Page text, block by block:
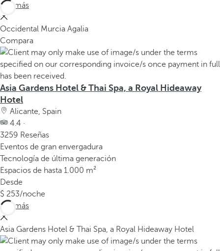
Ver más
Occidental Murcia Agalia
Compara
Asia Gardens Hotel & Thai Spa, a Royal Hideaway
Hotel
Alicante, Spain
4.4 ·
3259 Reseñas
Eventos de gran envergadura
Tecnología de última generación
Espacios de hasta 1.000 m²
Desde
253/noche
Ver más
Asia Gardens Hotel & Thai Spa, a Royal Hideaway Hotel